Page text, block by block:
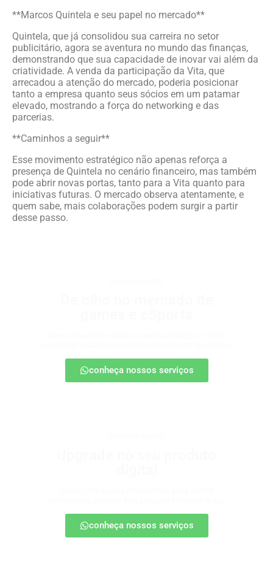
**Marcos Quintela e seu papel no mercado**
Quintela, que já consolidou sua carreira no setor
publicitário, agora se aventura no mundo das finanças,
demonstrando que sua capacidade de inovar vai além da
criatividade. A venda da participação da Vita, que
arrecadou a atenção do mercado, poderia posicionar
tanto a empresa quanto seus sócios em um patamar
elevado, mostrando a força do networking e das
parcerias.
**Caminhos a seguir**
Esse movimento estratégico não apenas reforça a
presença de Quintela no cenário financeiro, mas também
pode abrir novas portas, tanto para a Vita quanto para
iniciativas futuras. O mercado observa atentamente, e
quem sabe, mais colaborações podem surgir a partir
desse passo.
conheça nossos serviços
conheça nossos serviços